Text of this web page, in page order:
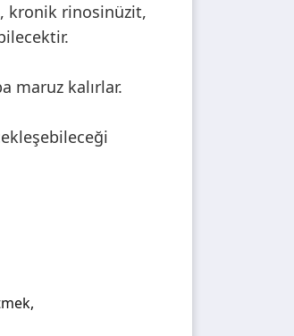
kronik rinosinüzit,
maruz kalırlar.